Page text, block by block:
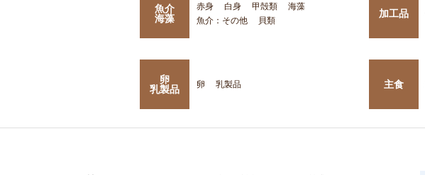
魚介
海藻
赤身 白身 甲殻類
海藻
魚介：その他
貝類
加工品
卵
乳製品
卵 乳製品 主食